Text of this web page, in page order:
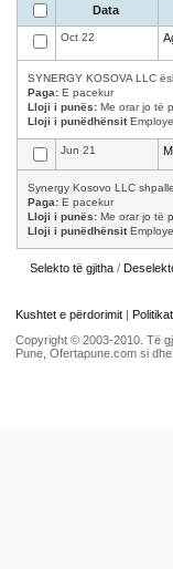
Data
Oct 22
SYNERGY KOSOVA LLC
Paga: E pacekur
Lloji i punës: Me orar jo të
Lloji i punëdhënsit
Jun 21
Synergy Kosovo LLC
Paga: E pacekur
Lloji i punës: Me orar jo të
Lloji i punëdhënsit
Selekto të gjitha /
Kushtet e përdorimit |
Copyright © 2003-2010. Të
Pune, Ofertapune.com si